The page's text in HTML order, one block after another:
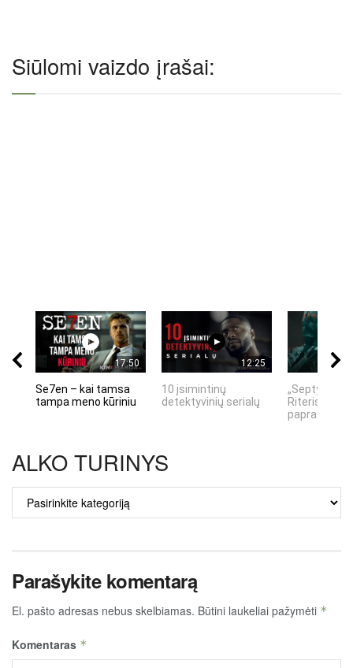
Siūlomi vaizdo įrašai:
17:50
Se7en – kai tamsa
tampa meno kūriniu
12:25
10 įsimintinų
detektyvinių serialų
„Septynių
Riteris" – kai
ALKO TURINYS
ALKO
TURINYS
Parašykite komentarą
El. pašto adresas nebus skelbiamas. Būtini laukeliai pažymėti *
Komentaras *